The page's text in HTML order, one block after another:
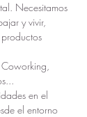
Necesitamos
y vivir,
en el
el entorno